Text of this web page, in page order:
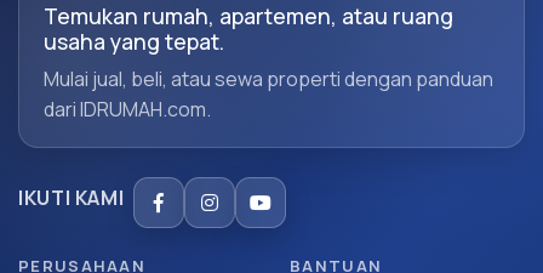
Temukan rumah, apartemen, atau ruang
usaha yang tepat.
Mulai jual, beli, atau sewa properti dengan panduan
dari IDRUMAH.com.
IKUTI KAMI
PERUSAHAAN BANTUAN